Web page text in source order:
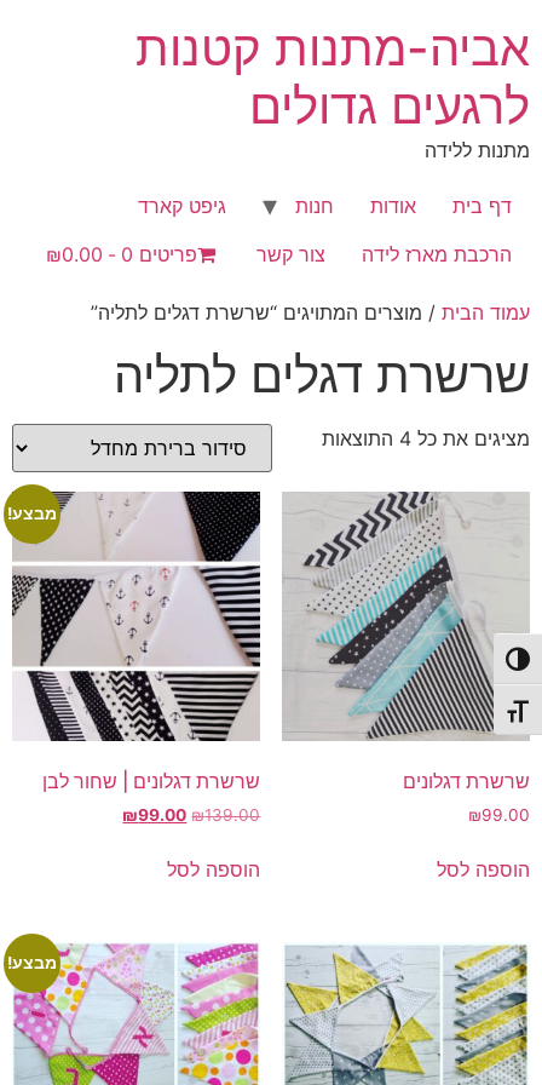
הפעל/כבה ניגודיות גבוהה
מתג גודל גופן
לתוכן
אביה-מתנות קטנות
לרגעים גדולים
מתנות ללידה
דף בית אודות חנות
גיפט קארד
הרכבת מארז לידה
צור קשר פריטים 0 ₪0.00
עמוד הבית / מוצרים המתויגים “שרשרת דגלים לתליה”
שרשרת דגלים לתליה
מציגים את כל ⁦4⁩ התוצאות
שרשרת דגלונים
₪99.00
הוספה לסל
מבצע!
שרשרת דגלונים | שחור לבן
₪139.00
המחיר
היה:
₪99.00
המחיר
הוספה לסל
מבצע!